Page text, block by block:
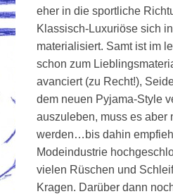
eher in die sportliche
Klassisch-Luxuriöse sich
materialisiert. Samt ist im
schon zum
avanciert (zu Recht!),
dem neuen Pyjama-Style
auszuleben, muss es aber
werden…bis dahin
Modeindustrie
vielen Rüschen und
Kragen. Darüber dann